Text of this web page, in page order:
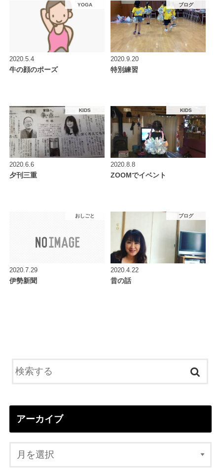
YOGA
2020.5.4
牛の顔のポーズ
ブログ
2020.9.20
特別練習
KIDS
2020.6.6
夕刊三重
KIDS
2020.8.8
ZOOMでイベント
おしごと
2020.7.29
伊勢新聞
ブログ
2020.4.22
昔の話
アーカイブ